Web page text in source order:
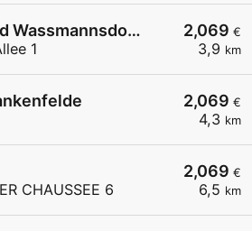
2,069 €
3,9 km
Shell Schoenefeld Wassmannsdorfer Allee 1
1
2,069 €
4,3 km
2,069 €
6,5 km
CHAUSSEE 6